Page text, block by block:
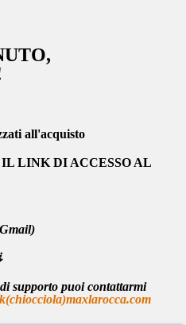
all'acquisto
LINK DI ACCESSO AL
supporto puoi contattarmi